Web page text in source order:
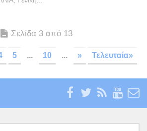
Σελίδα 3 από 13
5 ... 10 ... » Τελευταία»